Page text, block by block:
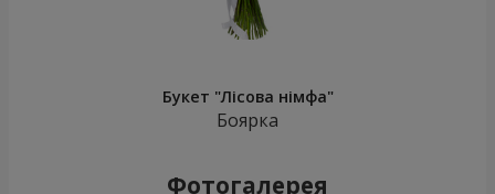
Букет "Лісова німфа"
Боярка
Фотогалерея